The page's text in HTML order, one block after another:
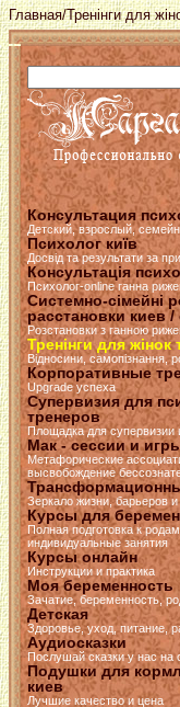
Главная/Тренінги для
Консультация
Детский, взрослый,
Психолог київ
Досвід та результати за
Консультація
Психолог-online ганна
Системно-сімейні
расстановки киев /
Розстановки з ганною
Тренінги для жінок
Відносини, самопізнання,
Корпоративные
Upgrade успеха
Супервизия для
тренеров
Площадка для супервизии
Мак - сессии и
Метафорические
высвобождение
Зеркало жизни, барьеров
Курсы для
Полная подготовка к
индивидуальные занятия
Курсы онлайн
Инструкции и практика
Моя беременность
Зачатие, беременность,
Детская
Здоровье, уход, питание,
Аудиосказки
Послушай сказки у нас на
Подушки для
киев
Лучшие качество и цена